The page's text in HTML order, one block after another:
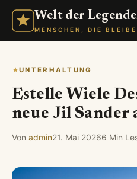
Welt der
MENSCHEN, DIE
UNTERHALTUNG
Estelle Wiele
neue Jil Sander
Von admin21. Mai 20266 Min